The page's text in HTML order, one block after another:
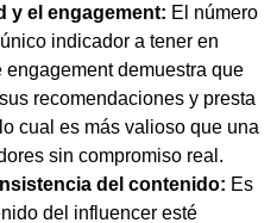
y el engagement: El número
indicador a tener en
demuestra que
recomendaciones y presta
cual es más valioso que una
sin compromiso real.
del contenido: Es
del influencer esté